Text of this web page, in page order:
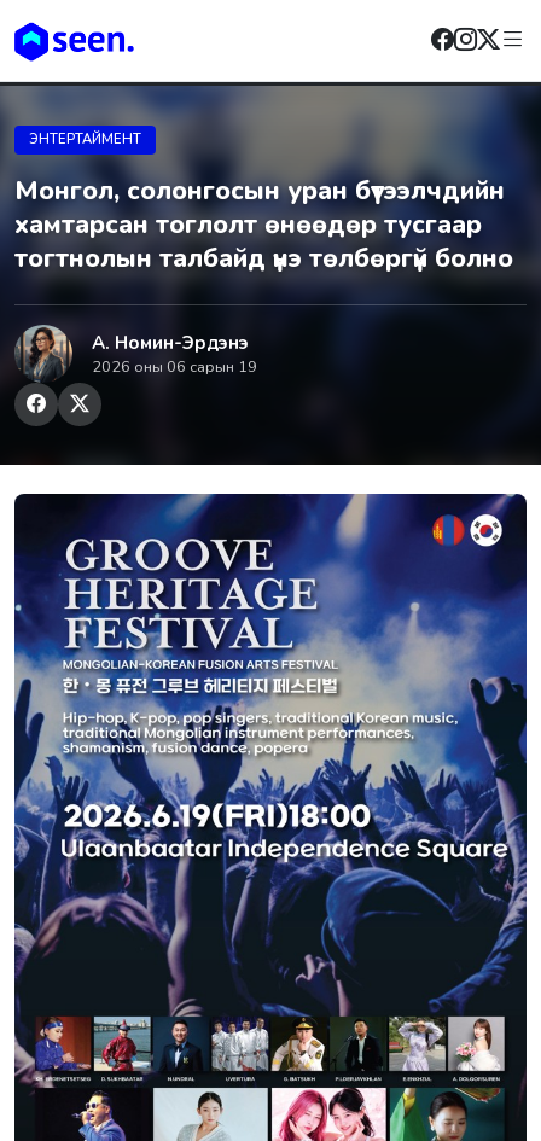
ЭНТЕРТАЙМЕНТ
Монгол, солонгосын уран бүтээлчдийн
хамтарсан тоглолт өнөөдөр тусгаар
тогтнолын талбайд үнэ төлбөргүй болно
А. Номин-Эрдэнэ
2026 оны 06 сарын 19